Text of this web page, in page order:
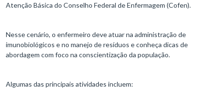
Atenção Básica do Conselho Federal de Enfermagem (Cofen).
Nesse cenário, o enfermeiro deve atuar na administração de
imunobiológicos e no manejo de resíduos e conheça dicas de
abordagem com foco na conscientização da população.
Algumas das principais atividades incluem: